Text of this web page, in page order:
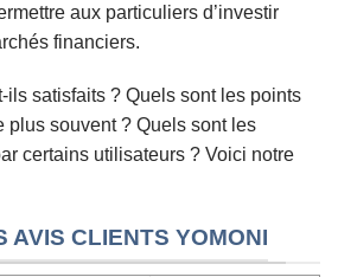
aux particuliers d’investir
financiers.
ils satisfaits ? Quels sont les points
plus souvent ? Quels sont les
certains utilisateurs ? Voici notre
AVIS CLIENTS YOMONI